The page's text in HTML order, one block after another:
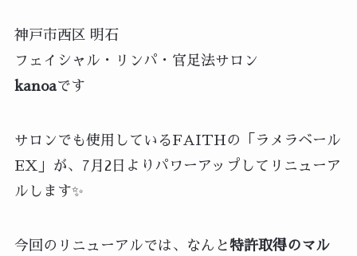
神戸市西区 明石
フェイシャル・リンパ・官足法サロン
kanoaです
サロンでも使用しているFAITHの「ラメラベール
EX」が、7月2日よりパワーアップしてリニューア
ルします✨
今回のリニューアルでは、なんと特許取得のマル